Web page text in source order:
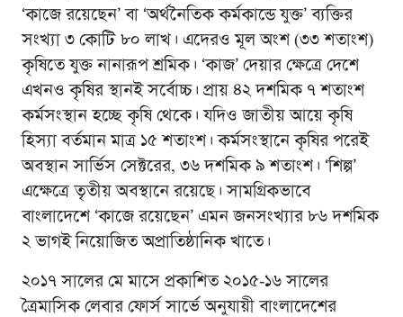
‘কাজে রয়েছেন’ বা ‘অর্থনৈতিক কর্মকান্ডে যুক্ত’ ব্যক্তির
সংখ্যা ৩ কোটি ৮০ লাখ। এদেরও মূল অংশ (৩৩ শতাংশ)
কৃষিতে যুক্ত নানারূপ শ্রমিক। ‘কাজ’ দেয়ার ক্ষেত্রে দেশে
এখনও কৃষির স্থানই সর্বোচ্চ। প্রায় ৪২ দশমিক ৭ শতাংশ
কর্মসংস্থান হচ্ছে কৃষি থেকে। যদিও জাতীয় আয়ে কৃষি
হিস্যা বর্তমান মাত্র ১৫ শতাংশ। কর্মসংস্থানে কৃষির পরেই
অবস্থান সার্ভিস সেক্টরের, ৩৬ দশমিক ৯ শতাংশ। ‘শিল্প’
এক্ষেত্রে তৃতীয় অবস্থানে রয়েছে। সামগ্রিকভাবে
বাংলাদেশে ‘কাজে রয়েছেন’ এমন জনসংখ্যার ৮৬ দশমিক
২ ভাগই নিয়োজিত অপ্রাতিষ্ঠানিক খাতে।
২০১৭ সালের মে মাসে প্রকাশিত ২০১৫-১৬ সালের
ত্রৈমাসিক লেবার ফোর্স সার্ভে অনুযায়ী বাংলাদেশের